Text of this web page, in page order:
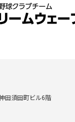
田須田町ビル6階